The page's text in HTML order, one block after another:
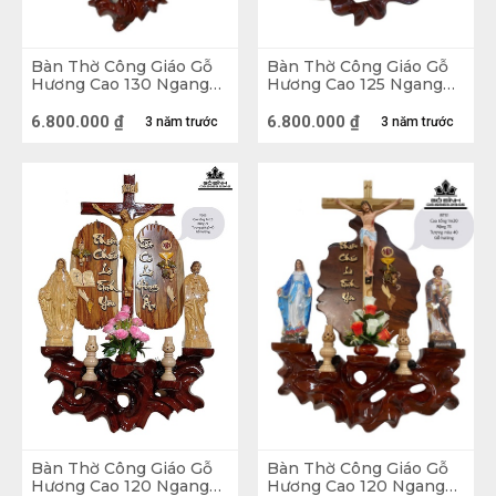
Bàn Thờ Gỗ Gụ
Ý nghĩa của phòng thờ
bà, tổ tiên, các vị quan thần cai quản đất đai, nhà
Bàn Thờ Công Giáo Gỗ
Hương Cao 130 Ngang
3 năm trước
6.800.000 ₫
Bàn Thờ Công Giáo Gỗ
Hương Cao 125 Ngang
3 năm trước
6.800.000 ₫
Bàn Thờ Công Giáo Gỗ
Hương Cao 120 Ngang
Bàn Thờ Công Giáo Gỗ
Hương Cao 120 Ngang